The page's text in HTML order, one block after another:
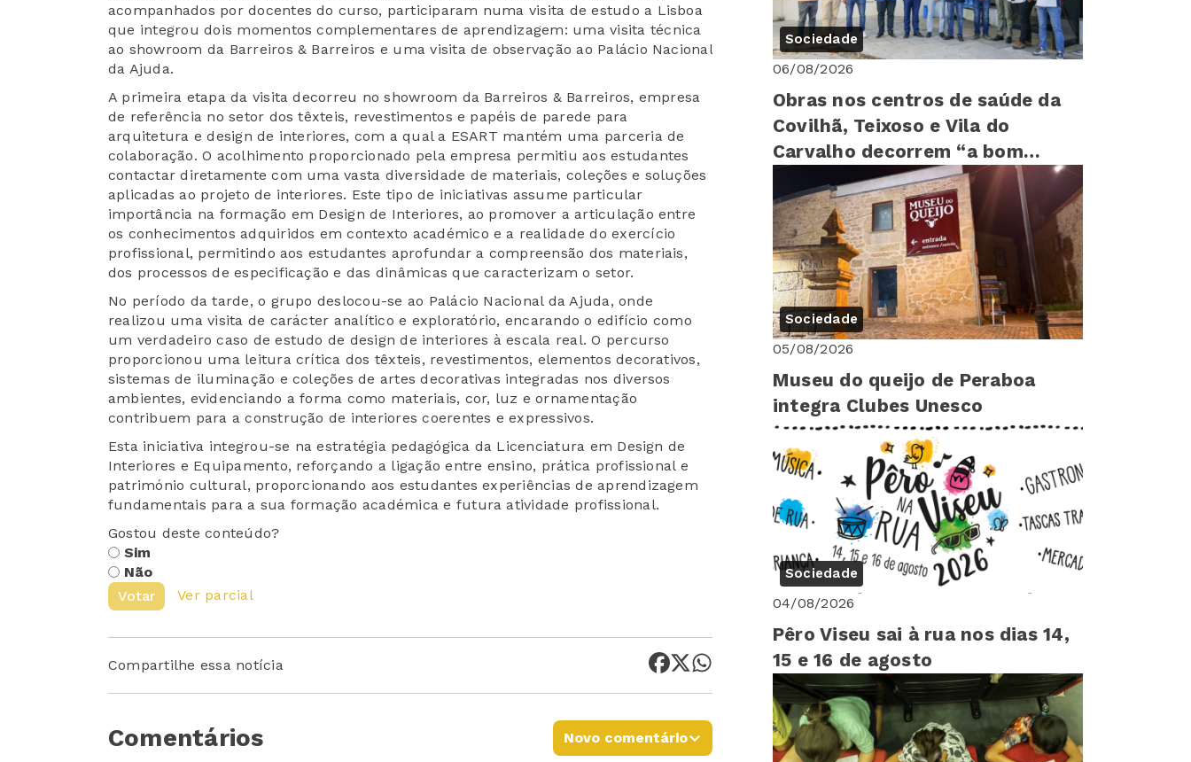
acompanhados por docentes do curso, participaram numa visita de estudo a Lisboa
que integrou dois momentos complementares de aprendizagem: uma visita técnica
ao showroom da Barreiros & Barreiros e uma visita de observação ao Palácio Nacional
da Ajuda.
A primeira etapa da visita decorreu no showroom da Barreiros & Barreiros, empresa
de referência no setor dos têxteis, revestimentos e papéis de parede para
arquitetura e design de interiores, com a qual a ESART mantém uma parceria de
colaboração. O acolhimento proporcionado pela empresa permitiu aos estudantes
contactar diretamente com uma vasta diversidade de materiais, coleções e soluções
aplicadas ao projeto de interiores. Este tipo de iniciativas assume particular
importância na formação em Design de Interiores, ao promover a articulação entre
os conhecimentos adquiridos em contexto académico e a realidade do exercício
profissional, permitindo aos estudantes aprofundar a compreensão dos materiais,
dos processos de especificação e das dinâmicas que caracterizam o setor.
No período da tarde, o grupo deslocou-se ao Palácio Nacional da Ajuda, onde
realizou uma visita de carácter analítico e exploratório, encarando o edifício como
um verdadeiro caso de estudo de design de interiores à escala real. O percurso
proporcionou uma leitura crítica dos têxteis, revestimentos, elementos decorativos,
sistemas de iluminação e coleções de artes decorativas integradas nos diversos
ambientes, evidenciando a forma como materiais, cor, luz e ornamentação
contribuem para a construção de interiores coerentes e expressivos.
Esta iniciativa integrou-se na estratégia pedagógica da Licenciatura em Design de
Interiores e Equipamento, reforçando a ligação entre ensino, prática profissional e
património cultural, proporcionando aos estudantes experiências de aprendizagem
fundamentais para a sua formação académica e futura atividade profissional.
Gostou deste conteúdo?
Sim
Não
Votar
Ver parcial
Compartilhe essa notícia
Comentários Novo comentário
Sociedade
06/08/2026
Obras nos centros de saúde da
Covilhã, Teixoso e Vila do
Carvalho decorrem “a bom
Sociedade
05/08/2026
Museu do queijo de Peraboa
integra Clubes Unesco
Sociedade
04/08/2026
Pêro Viseu sai à rua nos dias 14,
15 e 16 de agosto